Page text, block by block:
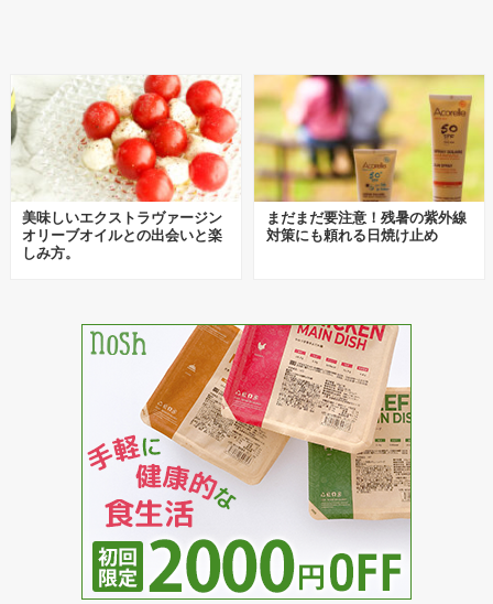
美味しいエクストラヴァージン
オリーブオイルとの出会いと楽
しみ方。
まだまだ要注意！残暑の紫外線
対策にも頼れる日焼け止め